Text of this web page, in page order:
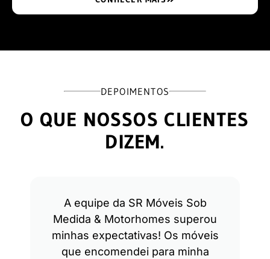
DEPOIMENTOS
O QUE NOSSOS CLIENTES
DIZEM.
A equipe da SR Móveis Sob
Medida & Motorhomes superou
minhas expectativas! Os móveis
que encomendei para minha